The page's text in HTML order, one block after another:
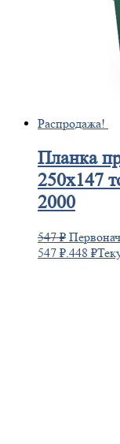
Распродажа!
Планка
250х147
2000
547₽
547 ₽. 448 ₽